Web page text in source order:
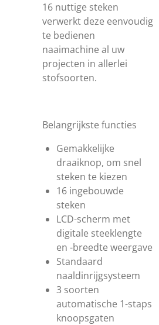
16 nuttige steken
verwerkt deze eenvoudig
te bedienen
naaimachine al uw
projecten in allerlei
stofsoorten.
Belangrijkste functies
Gemakkelijke
draaiknop, om snel
steken te kiezen
16 ingebouwde
steken
LCD-scherm met
digitale steeklengte
en -breedte weergave
Standaard
naaldinrijgsysteem
3 soorten
automatische 1-staps
knoopsgaten